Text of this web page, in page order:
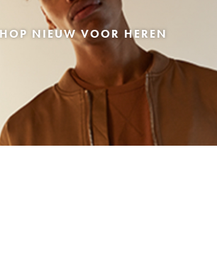
NIEUW VOOR HEREN